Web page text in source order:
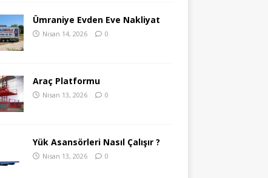
Ümraniye Evden Eve Nakliyat
Nisan 14, 2026 0
Araç Platformu
Nisan 13, 2026 0
Yük Asansörleri Nasıl Çalışır ?
Nisan 13, 2026 0